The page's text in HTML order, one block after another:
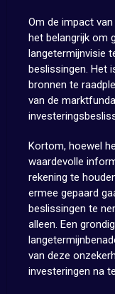
Om de impact
het belangrijk om
langetermijnvisie
beslissingen. Het
bronnen te
van de
Kortom, hoewel
waardevolle
rekening te
ermee gepaard
beslissingen te
alleen. Een
van deze
investeringen na